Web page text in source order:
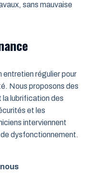
sans mauvaise
entretien régulier pour
Nous proposons des
lubrification des
et les
interviennent
dysfonctionnement.